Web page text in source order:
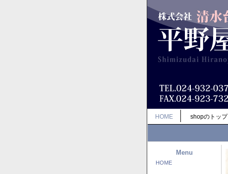
HOME shopのトップ
Menu
HOME